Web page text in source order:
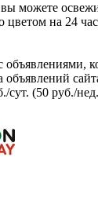
можете
цветом на 24
объявлениями,
объявлений
сут. (50 руб./